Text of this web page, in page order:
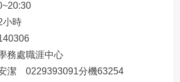
小時
務處職涯中心
潔 0229393091分機63254